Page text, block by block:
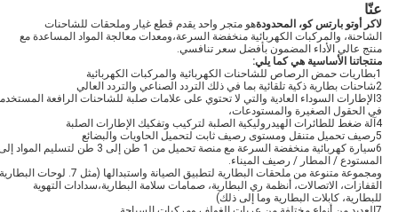
عنّا
لاكر أوتو بارتس كو، المحدودةهو متجر واحد يقدم قطع غيار وملحقات للشاحنات
الشاحنة، والمركبات الكهربائية منخفضة السرعة،ومعدات معالجة المواد المساعدة مع
منتج عالي الأداء المضمون بأفضل سعر تنافسي.
منتجاتنا الأساسية هي كما يلي:
1بطاريات حمض الرصاص للشاحنات الكهربائية والمركبات الكهربائية
2شاحنات بطارية ذكية تلقائية بما في ذلك التردد الصناعي والتردد العالي
3الإطارات السوداء العادية والتي لا تحتوي على علامات صلبة للشاحنات الرافعة
في الحقول الصغيرة والمستودعات،
4آلة ضغط للطائرات الهيدروليكية الصلبة لتركيب وتفكيك الإطارات الصلبة
5رصيف تحميل متنقل ومستوى رصيف ثابت لتحميل الحاويات والبضائع
6سيارة كهربائية منخفضة السرعة مع منصة تحميل من 1 طن إلى 3 طن لتسليم المواد
المستودع / المطار / رصيف الميناء.
ومجموعة متنوعة من ملحقات البطارية لتطبيق الصيانة واستبدالها (مثل 7. لوحات
القفازات، الاتصالات، أنظمة ري البطارية، صمامات سلامة البطارية،سدادات التهوية
للبطارية، كابلات البطارية وما إلى ذلك)